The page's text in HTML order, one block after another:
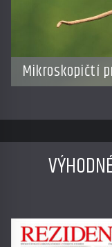
Mikroskopičtí
jako loutku